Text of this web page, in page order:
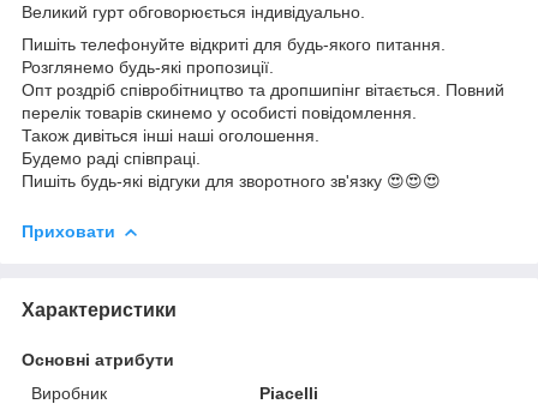
Великий гурт обговорюється індивідуально.
Пишіть телефонуйте відкриті для будь-якого питання.
Розглянемо будь-які пропозиції.
Опт роздріб співробітництво та дропшипінг вітається. Повний
перелік товарів скинемо у особисті повідомлення.
Також дивіться інші наші оголошення.
Будемо раді співпраці.
Пишіть будь-які відгуки для зворотного зв'язку 😍😍😍
Приховати
Характеристики
Основні атрибути
Виробник
Piacelli